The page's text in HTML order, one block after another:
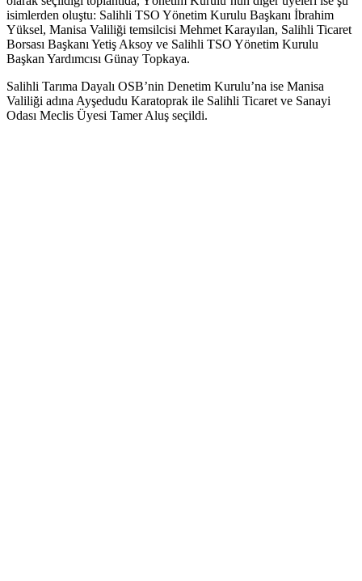
isimlerden oluştu: Salihli TSO Yönetim Kurulu Başkanı İbrahim
Yüksel, Manisa Valiliği temsilcisi Mehmet Karayılan, Salihli Ticaret
Borsası Başkanı Yetiş Aksoy ve Salihli TSO Yönetim Kurulu
Başkan Yardımcısı Günay Topkaya.
Salihli Tarıma Dayalı OSB’nin Denetim Kurulu’na ise Manisa
Valiliği adına Ayşedudu Karatoprak ile Salihli Ticaret ve Sanayi
Odası Meclis Üyesi Tamer Aluş seçildi.